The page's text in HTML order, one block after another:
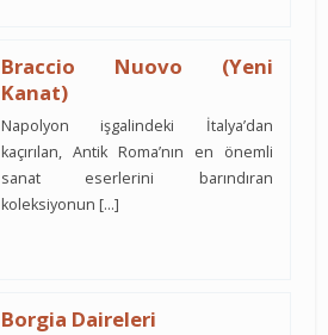
Braccio Nuovo (Yeni
Kanat)
Napolyon işgalindeki İtalya’dan
kaçırılan, Antik Roma’nın en önemli
sanat eserlerini barındıran
koleksiyonun […]
Borgia Daireleri